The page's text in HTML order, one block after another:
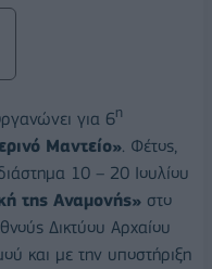
για 6η
Μαντείο». Φέτος,
10 – 20 Ιουλίου
της Αναμονής» στο
Δικτύου Αρχαίου
και με την υποστήριξη